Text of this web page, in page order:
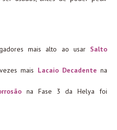
mais alto ao usar Salto
mais Lacaio Decadente na
na Fase 3 da Helya foi